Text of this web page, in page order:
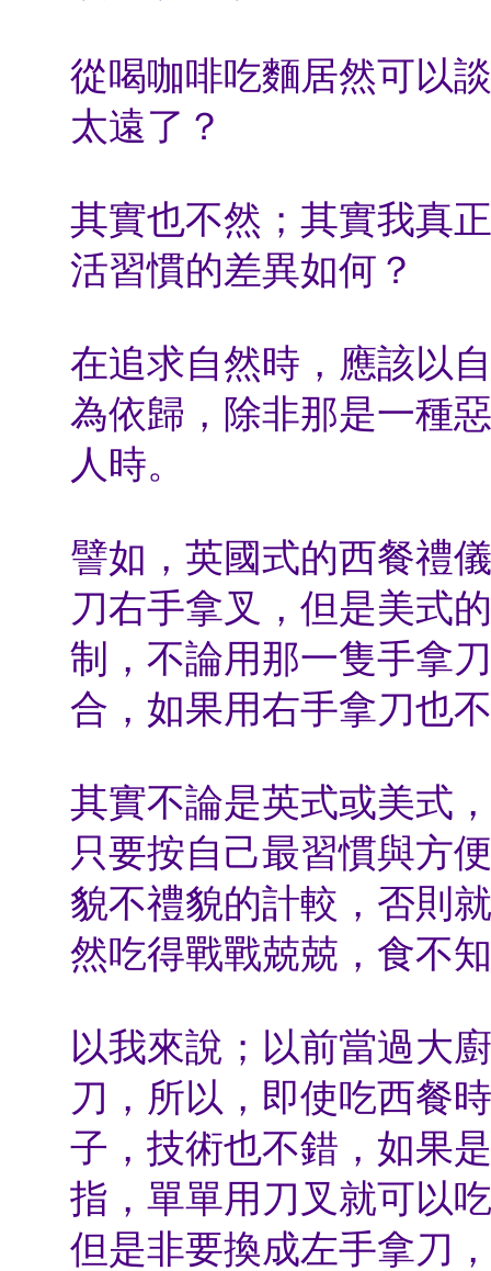
從喝咖啡吃麵居然可以
太遠了？
其實也不然；其實我真
活習慣的差異如何？
在追求自然時，應該以
為依歸，除非那是一種
人時。
譬如，英國式的西餐禮
刀右手拿叉，但是美式
制，不論用那一隻手拿
合，如果用右手拿刀也
其實不論是英式或美式
只要按自己最習慣與方
貌不禮貌的計較，否則
然吃得戰戰兢兢，食不
以我來說；以前當過大
刀，所以，即使吃西餐
子，技術也不錯，如果
指，單單用刀叉就可以
但是非要換成左手拿刀